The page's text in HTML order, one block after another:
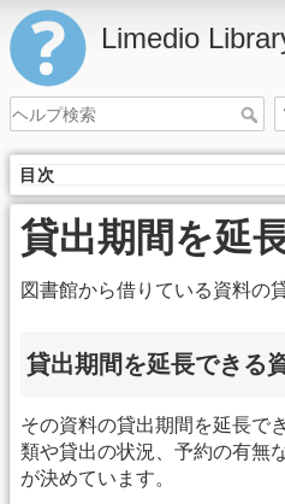
Limedio
目次
貸出期間を延
図書館から借りている資料の
貸出期間を延長できる
その資料の貸出期間を延長で
類や貸出の状況、予約の有無
が決めています。